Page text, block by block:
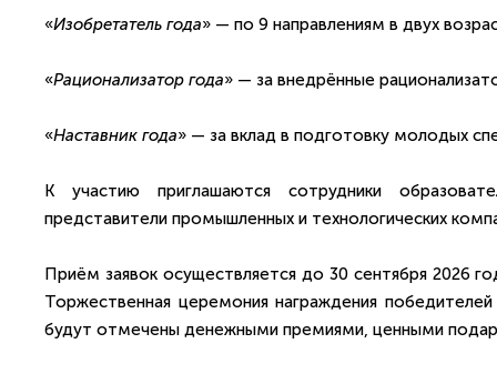
«Изобретатель года» — по 9 направлениям в двух
«Рационализатор года» — за внедрённые
«Наставник года» — за вклад в подготовку молодых
К участию приглашаются сотрудники
представители промышленных и технологических
Приём заявок осуществляется до 30 сентября 2026
Торжественная церемония награждения
будут отмечены денежными премиями, ценными